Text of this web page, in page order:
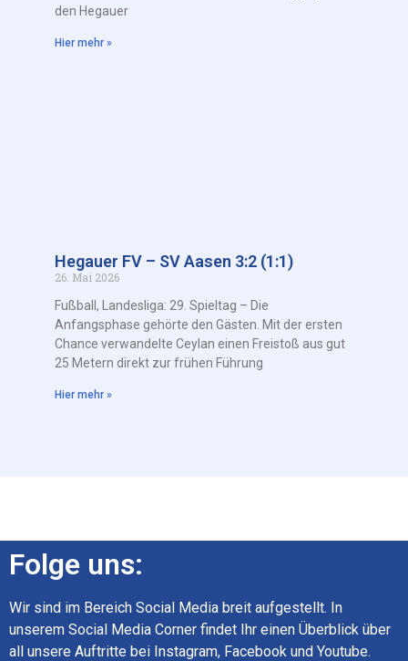
den Hegauer
Hier mehr »
Hegauer FV – SV Aasen 3:2 (1:1)
26. Mai 2026
Fußball, Landesliga: 29. Spieltag – Die
Anfangsphase gehörte den Gästen. Mit der ersten
Chance verwandelte Ceylan einen Freistoß aus gut
25 Metern direkt zur frühen Führung
Hier mehr »
Folge uns:
Wir sind im Bereich Social Media breit aufgestellt. In
unserem Social Media Corner findet Ihr einen Überblick über
all unsere Auftritte bei Instagram, Facebook und Youtube.